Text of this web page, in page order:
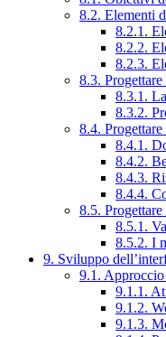
8.2. Elementi
8.2.1.
8.2.2.
8.2.3.
8.3.
8.3.1.
8.3.2.
8.4.
8.4.1.
8.4.2.
8.4.3.
8.4.4.
8.5.
8.5.1.
8.5.2. I
9. Sviluppo
9.1.
9.1.1.
9.1.2.
9.1.3.